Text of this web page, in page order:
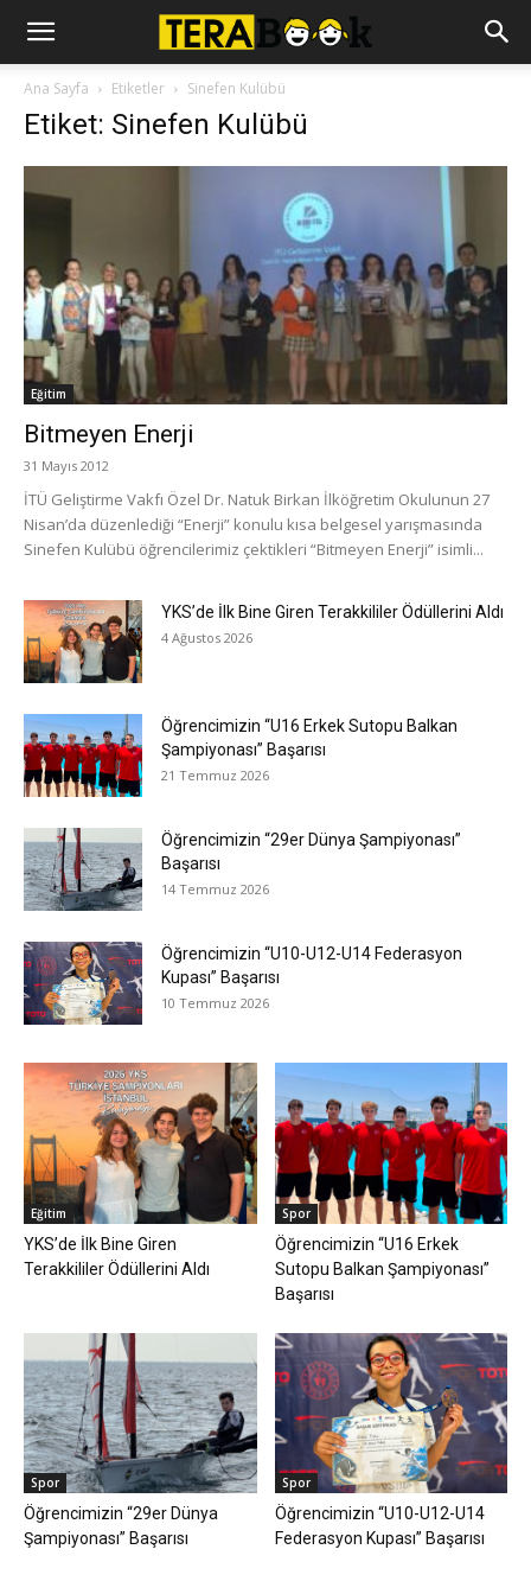
Ana Sayfa Etiketler Sinefen Kulübü
Etiket: Sinefen Kulübü
Eğitim
Bitmeyen Enerji
31 Mayıs 2012
İTÜ Geliştirme Vakfı Özel Dr. Natuk Birkan İlköğretim Okulunun 27
Nisan’da düzenlediği “Enerji” konulu kısa belgesel yarışmasında
Sinefen Kulübü öğrencilerimiz çektikleri “Bitmeyen Enerji” isimli...
YKS’de İlk Bine Giren Terakkililer Ödüllerini Aldı
4 Ağustos 2026
Öğrencimizin “U16 Erkek Sutopu Balkan
Şampiyonası” Başarısı
21 Temmuz 2026
Öğrencimizin “29er Dünya Şampiyonası”
Başarısı
14 Temmuz 2026
Öğrencimizin “U10-U12-U14 Federasyon
Kupası” Başarısı
10 Temmuz 2026
Eğitim
YKS’de İlk Bine Giren
Terakkililer Ödüllerini Aldı
Spor
Öğrencimizin “U16 Erkek
Sutopu Balkan Şampiyonası”
Başarısı
Spor
Öğrencimizin “29er Dünya
Şampiyonası” Başarısı
Spor
Öğrencimizin “U10-U12-U14
Federasyon Kupası” Başarısı